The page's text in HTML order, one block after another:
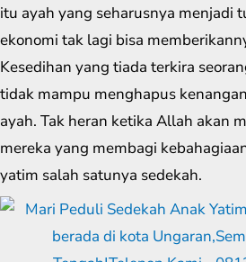
itu ayah yang seharusnya menjadi
ekonomi tak lagi bisa
Kesedihan yang tiada terkira
tidak mampu menghapus
ayah. Tak heran ketika Allah akan
mereka yang membagi
yatim salah satunya sedekah.